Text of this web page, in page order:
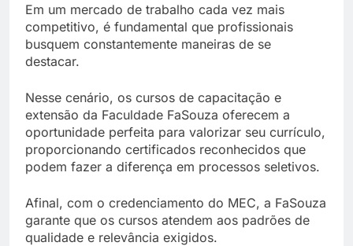
Em um mercado de trabalho cada vez mais
competitivo, é fundamental que profissionais
busquem constantemente maneiras de se
destacar.
Nesse cenário, os cursos de capacitação e
extensão da Faculdade FaSouza oferecem a
oportunidade perfeita para valorizar seu currículo,
proporcionando certificados reconhecidos que
podem fazer a diferença em processos seletivos.
Afinal, com o credenciamento do MEC, a FaSouza
garante que os cursos atendem aos padrões de
qualidade e relevância exigidos.